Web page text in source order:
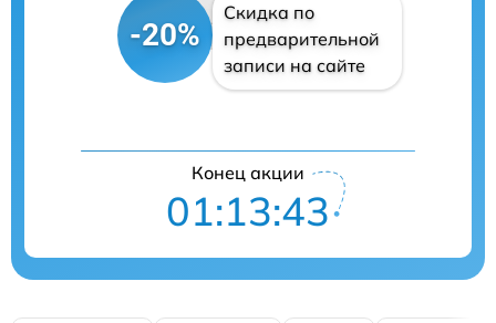
-20%
Скидка по
предварительной
записи на сайте
Конец акции
01:13:42